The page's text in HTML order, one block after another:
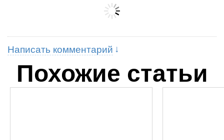
Написать комментарий
Похожие статьи